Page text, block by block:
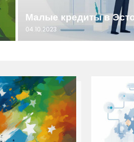
Малые кредиты в
04.10.2023